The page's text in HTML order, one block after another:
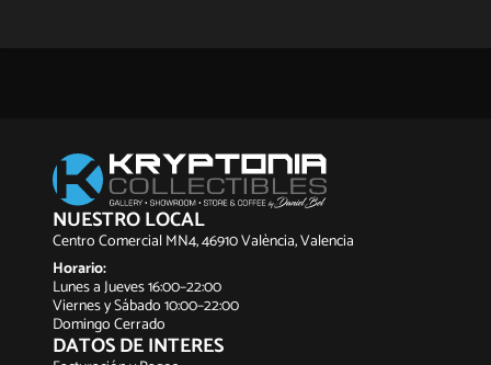
NUESTRO LOCAL
Centro Comercial MN4, 46910 València, Valencia
Horario:
Lunes a Jueves 16:00–22:00
Viernes y Sábado 10:00–22:00
Domingo Cerrado
DATOS DE INTERES